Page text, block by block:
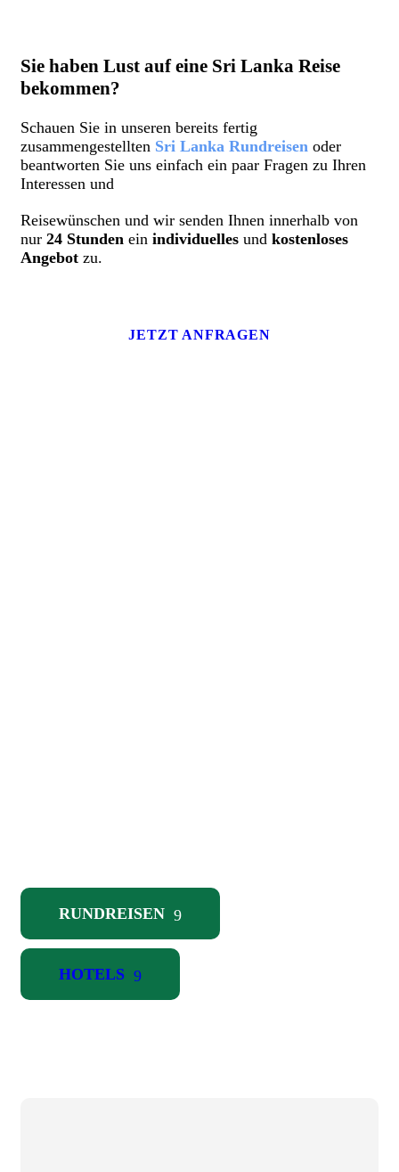
Sie haben Lust auf eine Sri Lanka Reise
bekommen?
Schauen Sie in unseren bereits fertig
zusammengestellten Sri Lanka Rundreisen oder
beantworten Sie uns einfach ein paar Fragen zu Ihren
Interessen und
Reisewünschen und wir senden Ihnen innerhalb von
nur 24 Stunden ein individuelles und kostenloses
Angebot zu.
JETZT ANFRAGEN
RUNDREISEN
HOTELS